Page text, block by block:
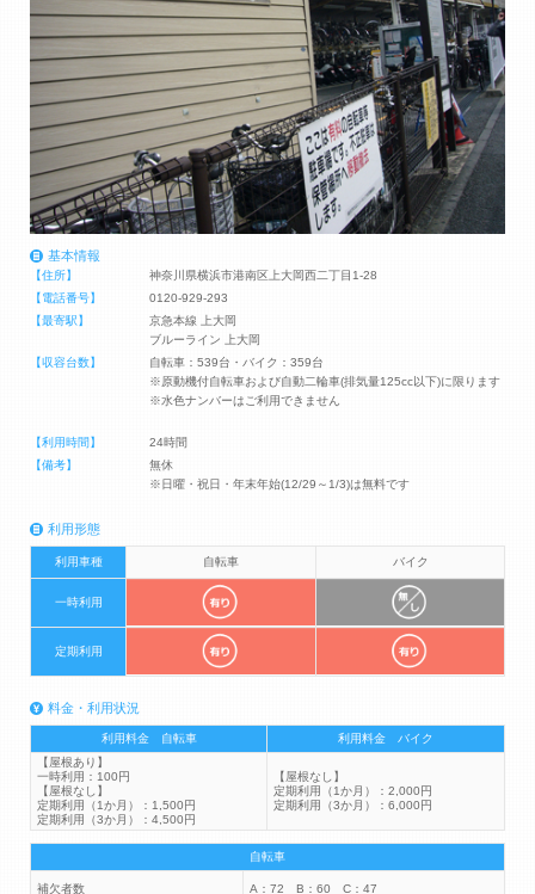
基本情報
【住所】
神奈川県横浜市港南区上大岡西二丁目1-28
【電話番号】
0120-929-293
【最寄駅】
京急本線 上大岡
ブルーライン 上大岡
【収容台数】
自転車：539台・バイク：359台
※原動機付自転車および自動二輪車(排気量125cc以下)に限ります
※水色ナンバーはご利用できません
【利用時間】
24時間
【備考】
無休
※日曜・祝日・年末年始(12/29～1/3)は無料です
利用形態
利用車種 自転車 バイク
一時利用
定期利用
料金・利用状況
利用料金 自転車
利用料金 バイク
【屋根あり】
一時利用：100円
【屋根なし】
定期利用（1か月）：1,500円
定期利用（3か月）：4,500円
【屋根なし】
定期利用（1か月）：2,000円
定期利用（3か月）：6,000円
自転車
補欠者数 A：72 B：60 C：47